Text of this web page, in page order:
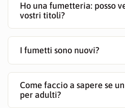
Ho una fumetteria: posso
vostri titoli?
I fumetti sono nuovi?
Come faccio a sapere se
per adulti?